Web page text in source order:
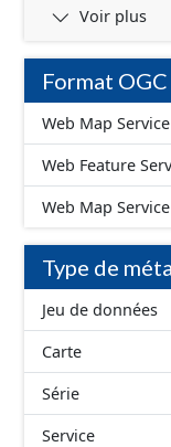
des différents
Voir plus
Format OGC
Web Map Service
Web Feature
Web Map
Type de
Jeu de données
Carte
Série
Service